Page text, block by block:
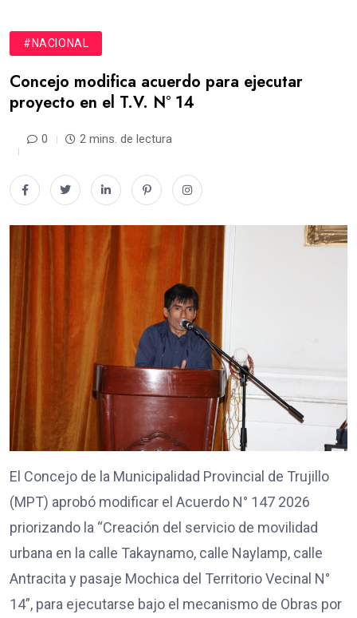
#NACIONAL
Concejo modifica acuerdo para ejecutar
proyecto en el T.V. N° 14
0 2 mins. de lectura
El Concejo de la Municipalidad Provincial de Trujillo
(MPT) aprobó modificar el Acuerdo N° 147 2026
priorizando la “Creación del servicio de movilidad
urbana en la calle Takaynamo, calle Naylamp, calle
Antracita y pasaje Mochica del Territorio Vecinal N°
14”, para ejecutarse bajo el mecanismo de Obras por